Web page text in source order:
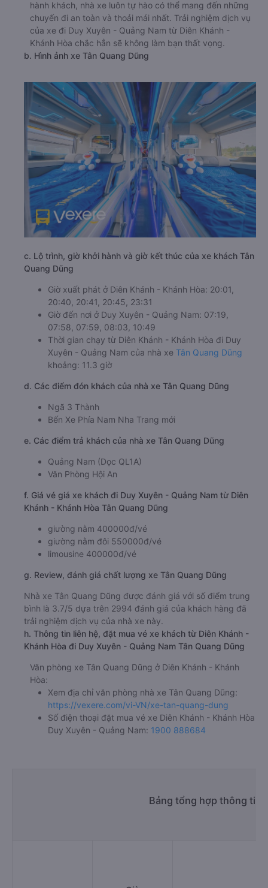
hành khách, nhà xe luôn tự hào có thể mang đến những
chuyến đi an toàn và thoải mái nhất. Trải nghiệm dịch vụ
của xe đi Duy Xuyên - Quảng Nam từ Diên Khánh -
Khánh Hòa chắc hẳn sẽ không làm bạn thất vọng.
b. Hình ảnh xe Tân Quang Dũng
c. Lộ trình, giờ khởi hành và giờ kết thúc của xe khách Tân
Quang Dũng
Giờ xuất phát ở Diên Khánh - Khánh Hòa: 20:01,
20:40, 20:41, 20:45, 23:31
Giờ đến nơi ở Duy Xuyên - Quảng Nam: 07:19,
07:58, 07:59, 08:03, 10:49
Thời gian chạy từ Diên Khánh - Khánh Hòa đi Duy
Xuyên - Quảng Nam của nhà xe Tân Quang Dũng
khoảng: 11.3 giờ
d. Các điểm đón khách của nhà xe Tân Quang Dũng
Ngã 3 Thành
Bến Xe Phía Nam Nha Trang mới
e. Các điểm trả khách của nhà xe Tân Quang Dũng
Quảng Nam (Dọc QL1A)
Văn Phòng Hội An
f. Giá vé giá xe khách đi Duy Xuyên - Quảng Nam từ Diên
Khánh - Khánh Hòa Tân Quang Dũng
giường nằm 400000đ/vé
giường nằm đôi 550000đ/vé
limousine 400000đ/vé
g. Review, đánh giá chất lượng xe Tân Quang Dũng
Nhà xe Tân Quang Dũng được đánh giá với số điểm trung
bình là 3.7/5 dựa trên 2994 đánh giá của khách hàng đã
trải nghiệm dịch vụ của nhà xe này.
h. Thông tin liên hệ, đặt mua vé xe khách từ Diên Khánh -
Khánh Hòa đi Duy Xuyên - Quảng Nam Tân Quang Dũng
Văn phòng xe Tân Quang Dũng ở Diên Khánh - Khánh
Hòa:
Xem địa chỉ văn phòng nhà xe Tân Quang Dũng:
https://vexere.com/vi-VN/xe-tan-quang-dung
Số điện thoại đặt mua vé xe Diên Khánh - Khánh Hòa
Duy Xuyên - Quảng Nam: 1900 888684
Bảng tổng hợp thông tin